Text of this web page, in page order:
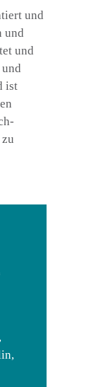
und
und
und
ist